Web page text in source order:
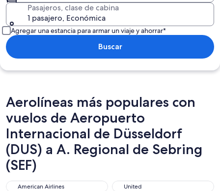
Pasajeros, clase de cabina
1 pasajero, Económica
Agregar una estancia para armar un viaje y ahorrar*
Buscar
Aerolíneas más populares con
vuelos de Aeropuerto
Internacional de Düsseldorf
(DUS) a A. Regional de Sebring
(SEF)
American Airlines
American Airlines United
United